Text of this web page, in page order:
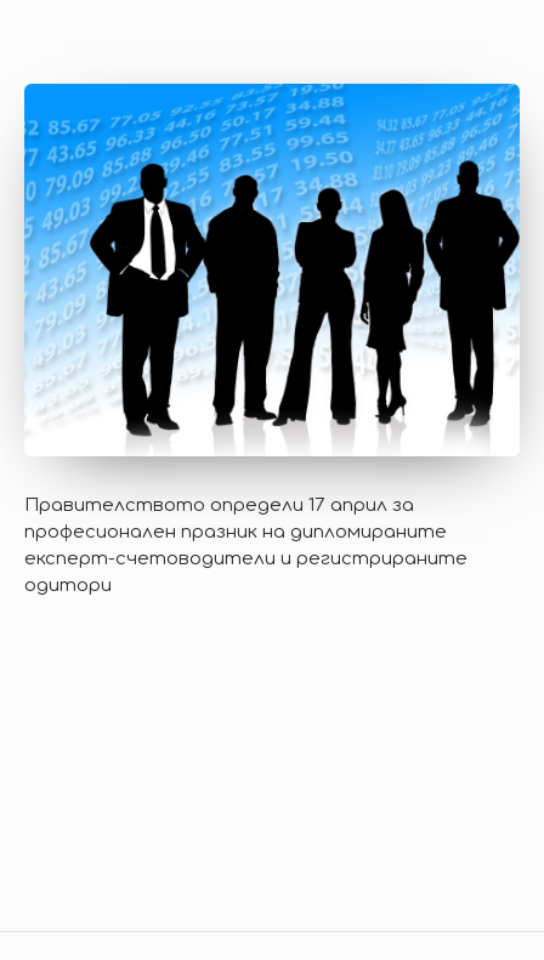
Правителството определи 17 април за
професионален празник на дипломираните
експерт-счетоводители и регистрираните
одитори